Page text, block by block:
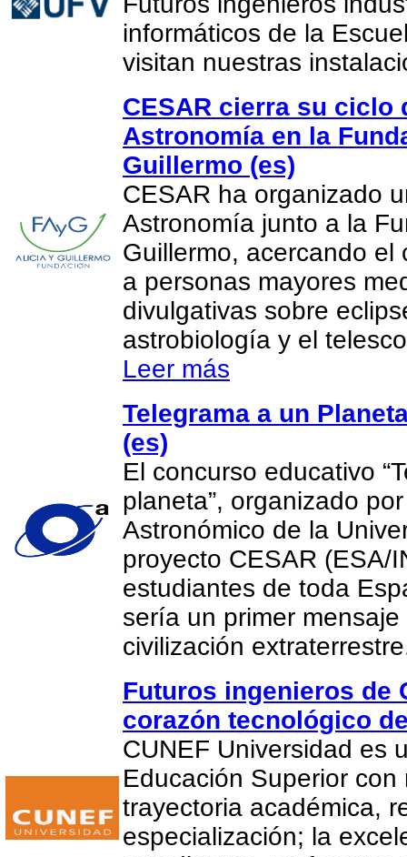
informáticos de la
visitan nuestras
CESAR cierra su ciclo
Astronomía en la
Guillermo (es)
CESAR ha organizado
Astronomía junto a la
Guillermo, acercando
a personas mayores
divulgativas sobre
astrobiología y el
Leer más
Telegrama a un
(es)
El concurso educativo
planeta”, organizado
Astronómico de la
proyecto CESAR (ESA/
estudiantes de toda
sería un primer
civilización
Futuros ingenieros de
corazón tecnológico
CUNEF Universidad es
Educación Superior
trayectoria académica,
especialización; la